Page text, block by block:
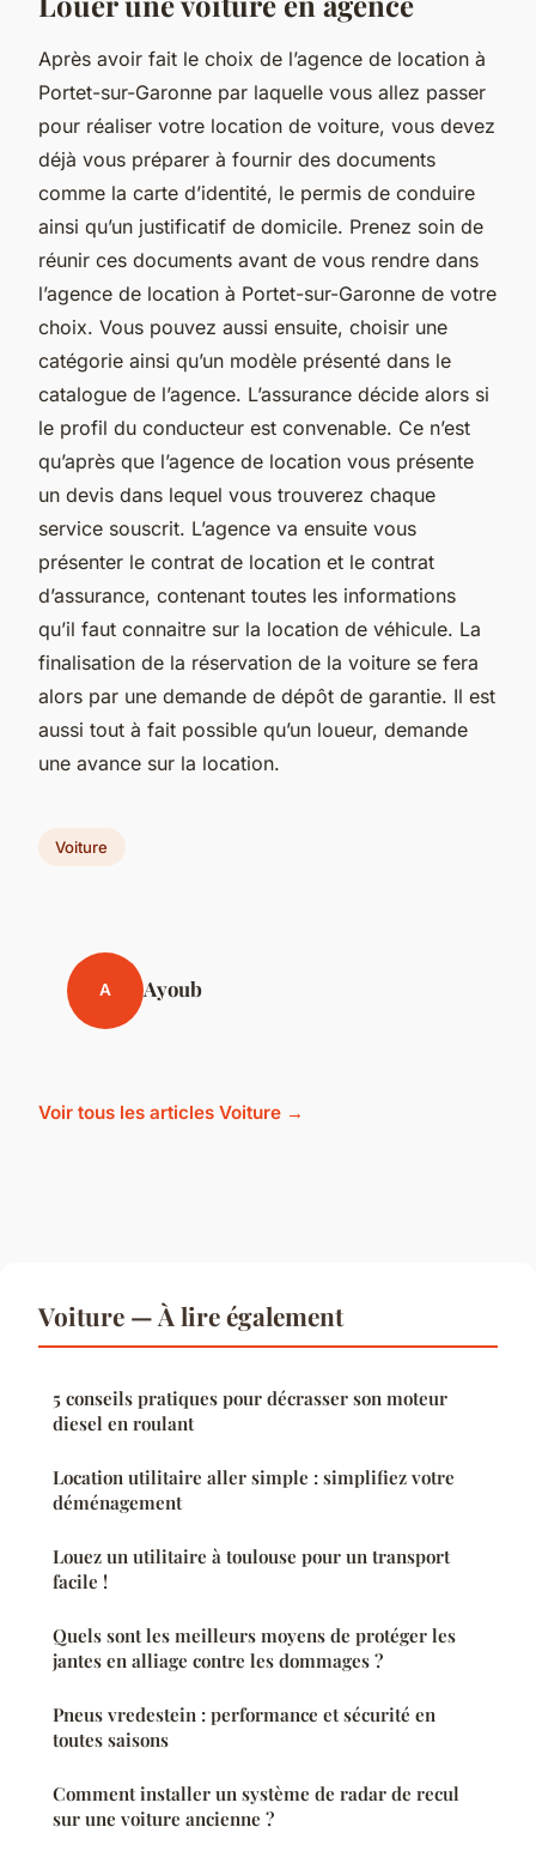
Après avoir fait le choix de l’agence de location à
Portet-sur-Garonne par laquelle vous allez passer
pour réaliser votre location de voiture, vous devez
déjà vous préparer à fournir des documents
comme la carte d’identité, le permis de conduire
ainsi qu’un justificatif de domicile. Prenez soin de
réunir ces documents avant de vous rendre dans
l’agence de location à Portet-sur-Garonne de votre
choix. Vous pouvez aussi ensuite, choisir une
catégorie ainsi qu’un modèle présenté dans le
catalogue de l’agence. L’assurance décide alors si
le profil du conducteur est convenable. Ce n’est
qu’après que l’agence de location vous présente
un devis dans lequel vous trouverez chaque
service souscrit. L’agence va ensuite vous
présenter le contrat de location et le contrat
d’assurance, contenant toutes les informations
qu’il faut connaitre sur la location de véhicule. La
finalisation de la réservation de la voiture se fera
alors par une demande de dépôt de garantie. Il est
aussi tout à fait possible qu’un loueur, demande
une avance sur la location.
Voiture
A Ayoub
Voir tous les articles Voiture →
Voiture — À lire également
5 conseils pratiques pour décrasser son moteur
diesel en roulant
Location utilitaire aller simple : simplifiez votre
déménagement
Louez un utilitaire à toulouse pour un transport
facile !
Quels sont les meilleurs moyens de protéger les
jantes en alliage contre les dommages ?
Pneus vredestein : performance et sécurité en
toutes saisons
Comment installer un système de radar de recul
sur une voiture ancienne ?